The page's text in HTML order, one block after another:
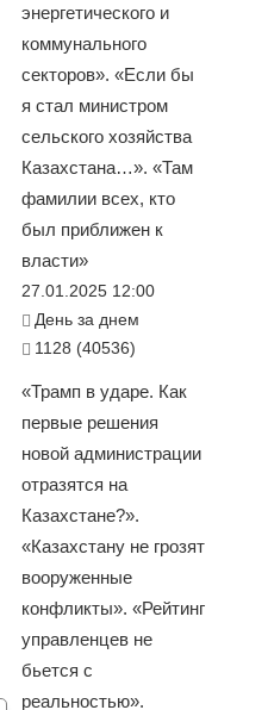
энергетического и
коммунального
секторов». «Если бы
я стал министром
сельского хозяйства
Казахстана…». «Там
фамилии всех, кто
был приближен к
власти»
27.01.2025 12:00
День за днем
1128 (40536)
«Трамп в ударе. Как
первые решения
новой администрации
отразятся на
Казахстане?».
«Казахстану не грозят
вооруженные
конфликты». «Рейтинг
управленцев не
бьется с
реальностью».